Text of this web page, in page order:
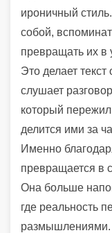
ироничный
собой,
превращать их в
Это делает
слушает
который
делится ими за
Именно
превращается в
Она больше
где реальность
размышлениями.